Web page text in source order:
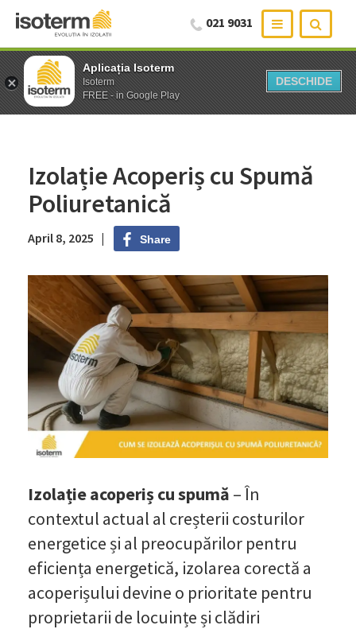
Aplicația Isoterm
Isoterm
FREE - in Google Play
DESCHIDE
Aplicația Isoterm
Isoterm
FREE - in Google Play
DESCHIDE
021 9031
Izolație Acoperiș cu Spumă
Poliuretanică
April 8, 2025 | Share
Izolație acoperiș cu spumă – În
contextul actual al creșterii costurilor
energetice și al preocupărilor pentru
eficiența energetică, izolarea corectă a
acoperișului devine o prioritate pentru
proprietarii de locuințe și clădiri